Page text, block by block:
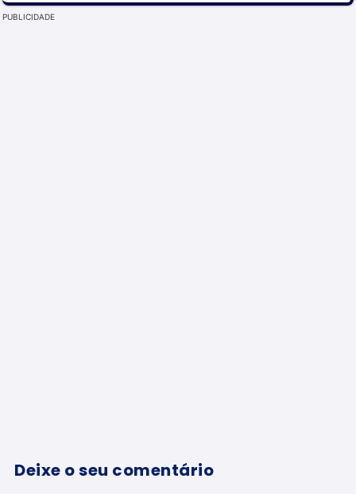
PUBLICIDADE
Deixe o seu comentário